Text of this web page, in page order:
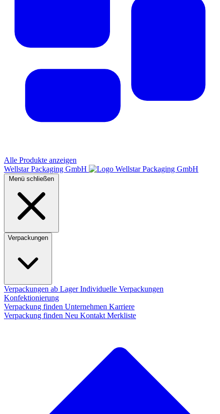
Alle Produkte anzeigen
Wellstar Packaging GmbH
Menü schließen
Verpackungen
Verpackungen ab LagerIndividuelle Verpackungen
Konfektionierung
Verpackung finden Unternehmen Karriere
Verpackung finden Neu Kontakt Merkliste